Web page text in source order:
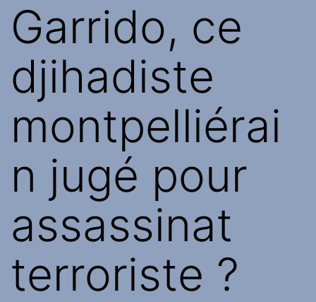
Garrido, ce
djihadiste
montpelliérai
n jugé pour
assassinat
terroriste ?